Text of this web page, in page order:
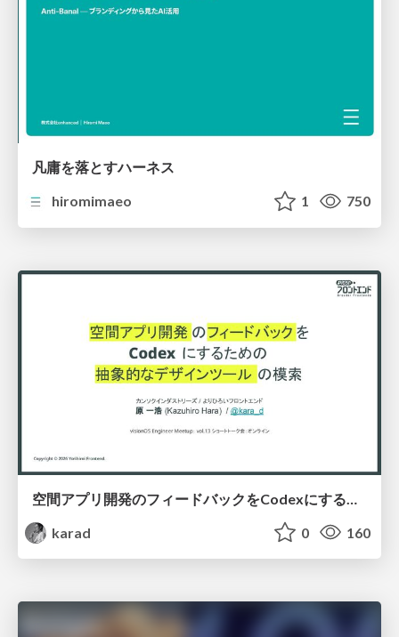
凡庸を落とすハーネス
hiromimaeo
1 750
karad
0 160